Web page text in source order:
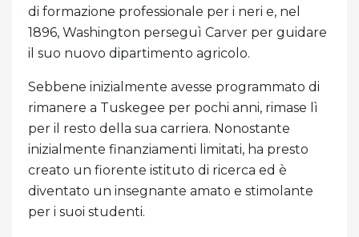
di formazione professionale per i neri e, nel
1896, Washington perseguì Carver per guidare
il suo nuovo dipartimento agricolo.
Sebbene inizialmente avesse programmato di
rimanere a Tuskegee per pochi anni, rimase lì
per il resto della sua carriera. Nonostante
inizialmente finanziamenti limitati, ha presto
creato un fiorente istituto di ricerca ed è
diventato un insegnante amato e stimolante
per i suoi studenti.